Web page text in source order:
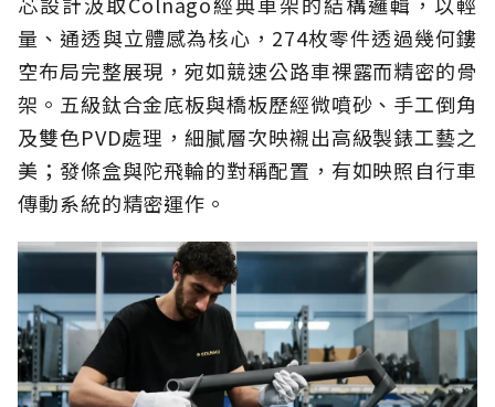
量、通透與立體感為核心，274枚零件透過幾何鏤
空布局完整展現，宛如競速公路車裸露而精密的骨
架。五級鈦合金底板與橋板歷經微噴砂、手工倒角
及雙色PVD處理，細膩層次映襯出高級製錶工藝之
美；發條盒與陀飛輪的對稱配置，有如映照自行車
傳動系統的精密運作。